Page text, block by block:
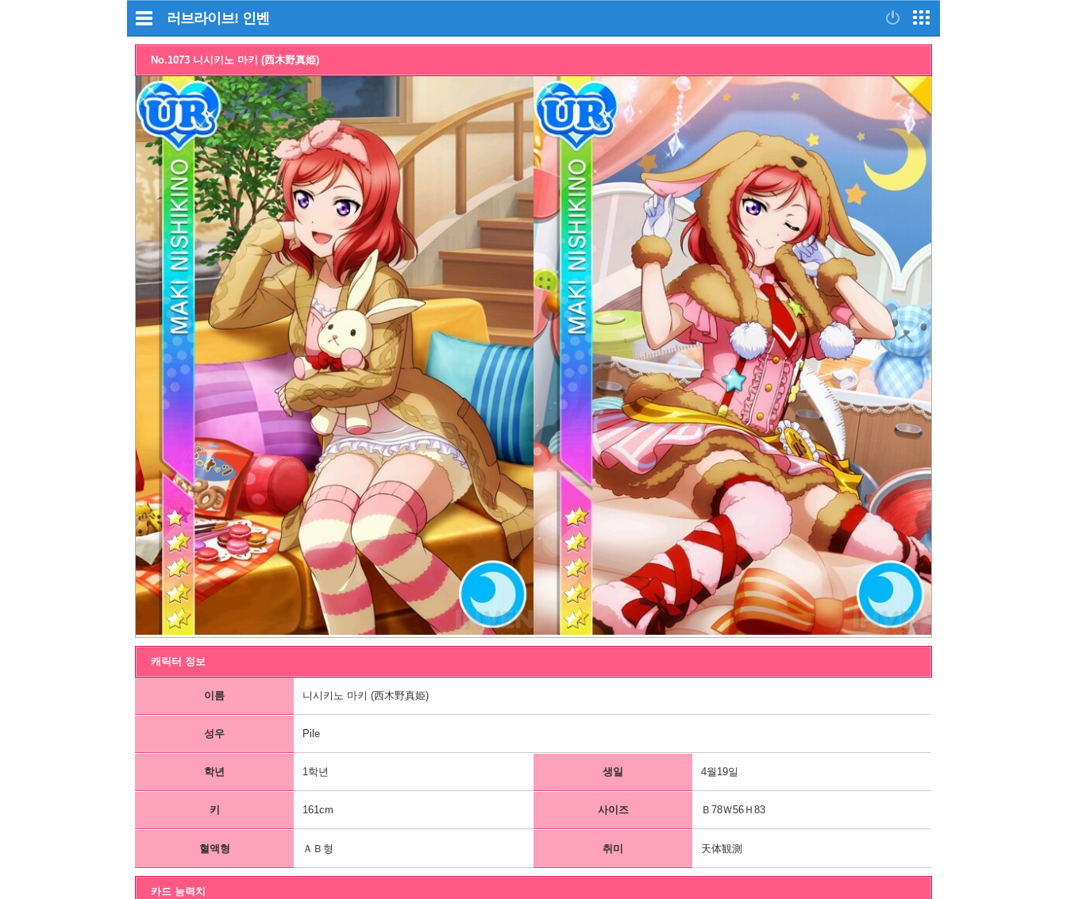
러브라이브! 인벤
No.1073 니시키노 마키 (西木野真姫)
캐릭터 정보
이름 니시키노 마키 (西木野真姫)
성우 Pile
학년 1학년 생일 4월19일
키 161cm 사이즈 Ｂ78Ｗ56Ｈ83
혈액형 ＡＢ형 취미 天体観測
카드 능력치